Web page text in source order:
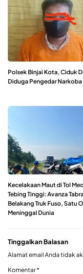
Polsek Binjai Kota, Ciduk
Diduga Pengedar Narkoba
Kecelakaan Maut di Tol
Tebing Tinggi: Avanza
Belakang Truk Fuso, Satu
Meninggal Dunia
Tinggalkan Balasan
Alamat email Anda tidak
Komentar*